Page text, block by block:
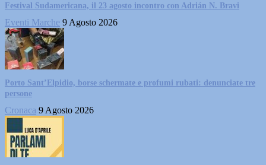
Festival Sudamericana, il 23 agosto incontro con Adrián N. Bravi
Eventi Marche 9 Agosto 2026
Porto Sant’Elpidio, borse schermate e profumi rubati: denunciate tre
persone
Cronaca 9 Agosto 2026